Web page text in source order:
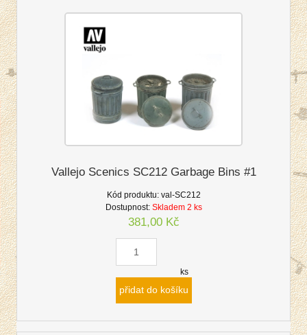
Vallejo Scenics SC212 Garbage Bins #1
Kód produktu: val-SC212
Dostupnost: Skladem 2 ks
381,00 Kč
ks
přidat do košíku